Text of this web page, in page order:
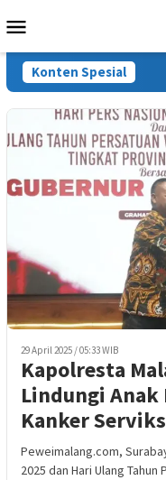
ke
Mobile
Konten Spesial
29 April 2025 / 05:33 WIB
Kapolresta
Lindungi Anak
Kanker Serviks
Peweimalang.com,
2025 dan Hari Ulang